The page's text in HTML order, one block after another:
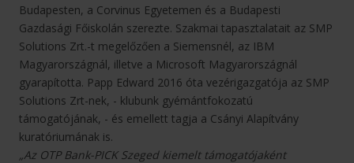
Budapesten, a Corvinus Egyetemen és a Budapesti
Gazdasági Főiskolán szerezte. Szakmai tapasztalatait az SMP
Solutions Zrt.-t megelőzően a Siemensnél, az IBM
Magyarországnál, illetve a Microsoft Magyarországnál
gyarapította. Papp Edward 2016 óta vezérigazgatója az SMP
Solutions Zrt-nek, - klubunk gyémántfokozatú
támogatójának, - és emellett tagja a Csányi Alapítvány
kuratóriumának is.
„Az OTP Bank-PICK Szeged kiemelt támogatójaként